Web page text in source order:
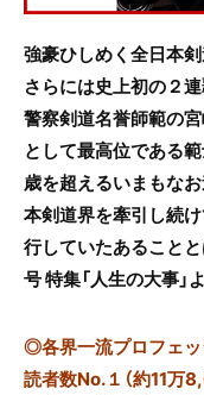
強豪ひしめく全日本
さらには史上初の２
警察剣道名誉師範の
として最高位である
歳を超えるいまもな
本剣道界を牽引し続
行していたあること
号 特集「人生の大事」
◎各界一流プロフェ
読者数No.１（約11万